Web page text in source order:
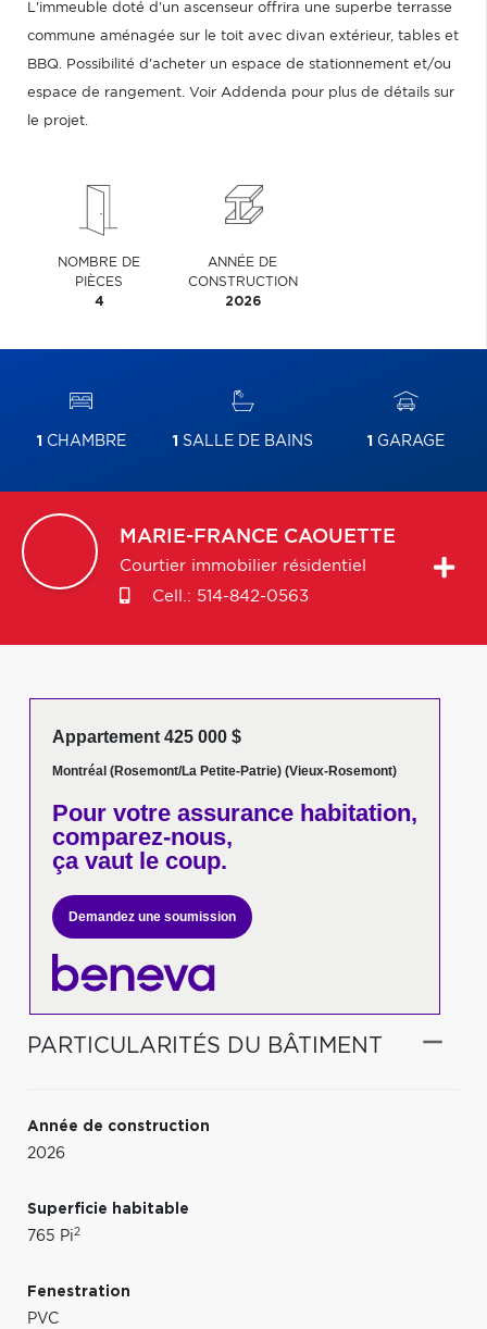
L'immeuble doté d'un ascenseur offrira une superbe terrasse
commune aménagée sur le toit avec divan extérieur, tables et
BBQ. Possibilité d'acheter un espace de stationnement et/ou
espace de rangement. Voir Addenda pour plus de détails sur
le projet.
NOMBRE DE
PIÈCES
4
ANNÉE DE
CONSTRUCTION
2026
1 CHAMBRE 1 SALLE DE BAINS 1 GARAGE
MARIE-FRANCE CAOUETTE
Courtier immobilier résidentiel
Cell.: 514-842-0563
Appartement 425 000 $
Montréal (Rosemont/La Petite-Patrie) (Vieux-Rosemont)
Pour votreassurance habitation,
comparez-nous,
ça vaut le coup.
Demandez une soumission
PARTICULARITÉS DU BÂTIMENT
Année de construction
2026
Superficie habitable
765 Pi2
Fenestration
PVC